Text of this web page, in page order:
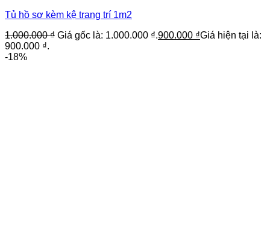
Tủ hồ sơ kèm kệ trang trí 1m2
1.000.000₫ Giá gốc là: 1.000.000 ₫.900.000 ₫Giá hiện tại là:
900.000 ₫.
-18%